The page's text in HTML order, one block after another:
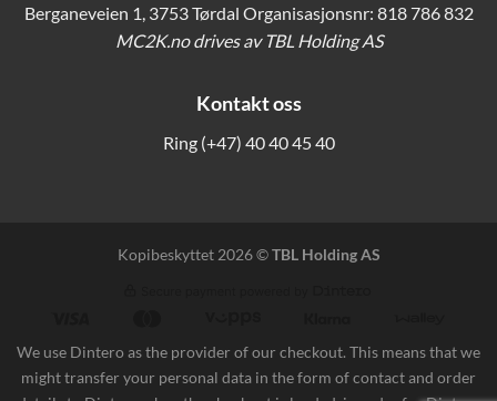
Berganeveien 1, 3753 Tørdal Organisasjonsnr: 818 786 832
MC2K.no drives av TBL Holding AS
Kontakt oss
Ring (+47) 40 40 45 40
Kopibeskyttet 2026 ©TBL Holding AS
We use Dintero as the provider of our checkout. This means that we
might transfer your personal data in the form of contact and order